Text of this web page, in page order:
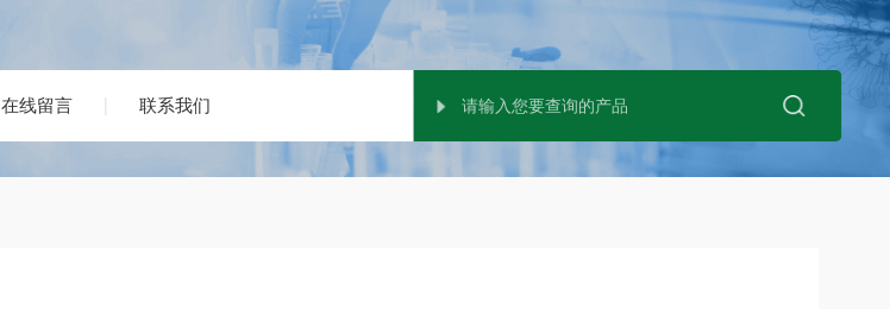
在线留言 联系我们